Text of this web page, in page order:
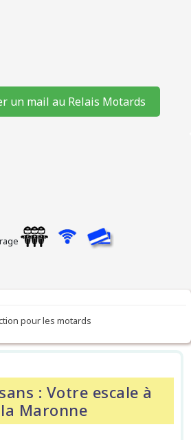
un mail au Relais Motards
pour les motards
: Votre escale à
Maronne